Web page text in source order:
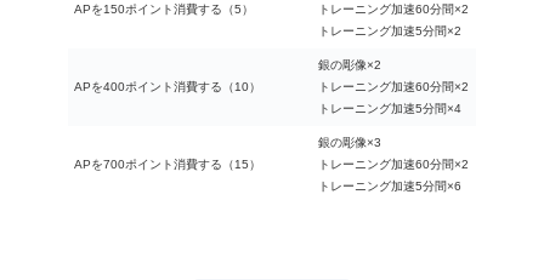
APを150ポイント消費する（5）
トレーニング加速60分間×2
トレーニング加速5分間×2
APを400ポイント消費する（10）
銀の彫像×2
トレーニング加速60分間×2
トレーニング加速5分間×4
APを700ポイント消費する（15）
銀の彫像×3
トレーニング加速60分間×2
トレーニング加速5分間×6